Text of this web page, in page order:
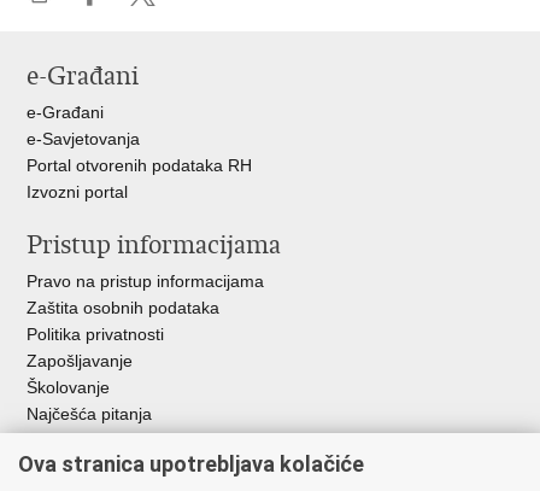
Facebooku
X-
e-Građani
e-Građani
e-Savjetovanja
Portal otvorenih podataka RH
Izvozni portal
Pristup informacijama
Pravo na pristup informacijama
Zaštita osobnih podataka
Politika privatnosti
Zapošljavanje
Školovanje
Najčešća pitanja
Važne poveznice
Ova stranica upotrebljava kolačiće